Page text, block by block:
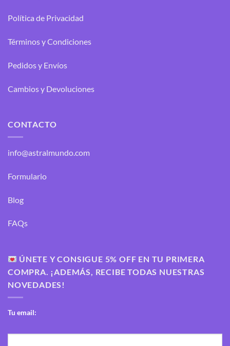
Política de Privacidad
Términos y Condiciones
Pedidos y Envíos
Cambios y Devoluciones
CONTACTO
info@astralmundo.com
Formulario
Blog
FAQs
ÚNETE Y CONSIGUE 5% OFF EN TU PRIMERA
COMPRA. ¡ADEMÁS, RECIBE TODAS NUESTRAS
NOVEDADES!
Tu email: